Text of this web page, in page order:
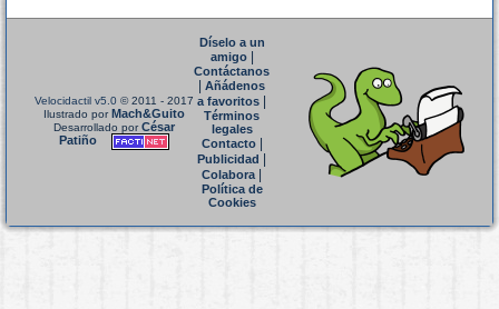
Velocidactil v5.0 © 2011 - 2017
Ilustrado porMach&Guito
Desarrollado porCésar
Patiño
Díselo a un
amigo|
Contáctanos
Añádenos
a favoritos
Términos
legales
Contacto|
Publicidad
Colabora|
Política de
Cookies